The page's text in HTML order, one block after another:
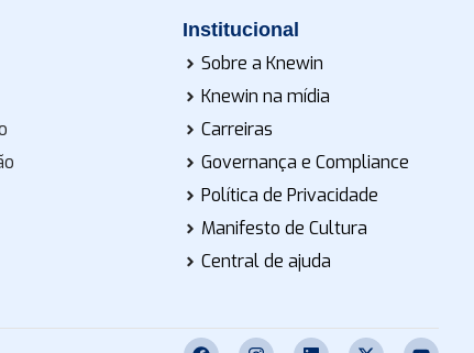
Institucional
Sobre a Knewin
Knewin na mídia
Carreiras
Governança e Compliance
Política de Privacidade
Manifesto de Cultura
Central de ajuda